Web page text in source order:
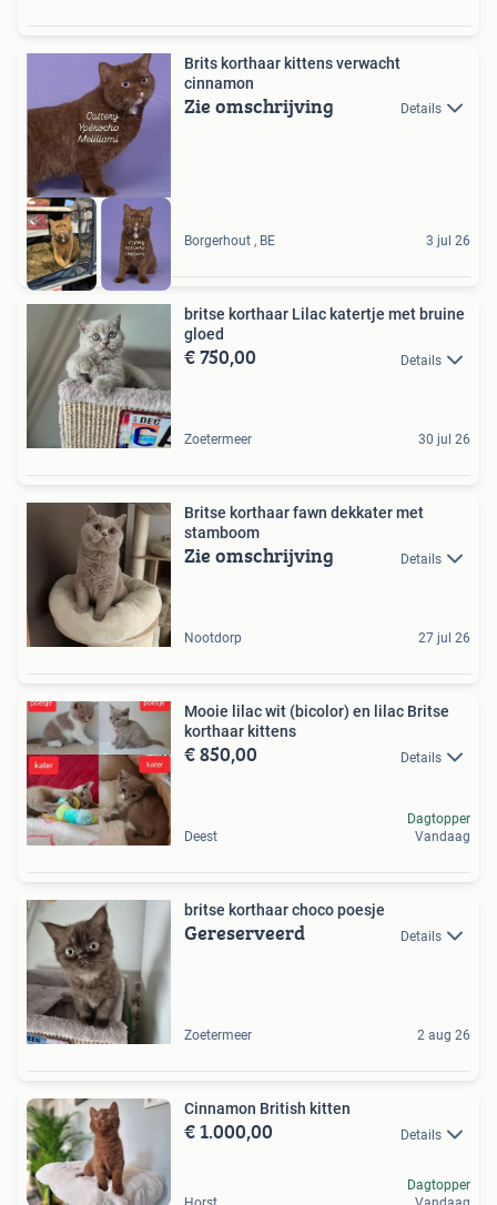
Brits korthaar kittens verwacht
cinnamon
Zie omschrijving Details
Borgerhout , BE 3 jul 26
britse korthaar Lilac katertje met bruine
gloed
€ 750,00 Details
Zoetermeer 30 jul 26
Britse korthaar fawn dekkater met
stamboom
Zie omschrijving Details
Nootdorp 27 jul 26
Mooie lilac wit (bicolor) en lilac Britse
korthaar kittens
€ 850,00 Details
Deest
Dagtopper
Vandaag
britse korthaar choco poesje
Gereserveerd Details
Zoetermeer 2 aug 26
Cinnamon British kitten
€ 1.000,00 Details
Dagtopper